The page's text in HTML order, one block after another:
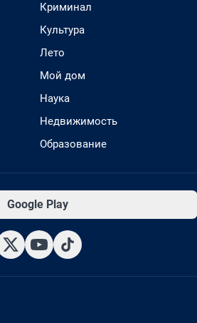
Криминал
Культура
Лето
Мой дом
Наука
Недвижимость
Образование
Google Play